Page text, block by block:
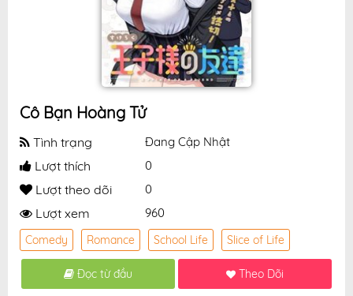
Cô Bạn Hoàng Tử
Tình trạng Đang Cập Nhật
Lượt thích 0
Lượt theo dõi 0
Lượt xem 960
Comedy Romance School Life Slice of Life
Đọc từ đầu Theo Dõi